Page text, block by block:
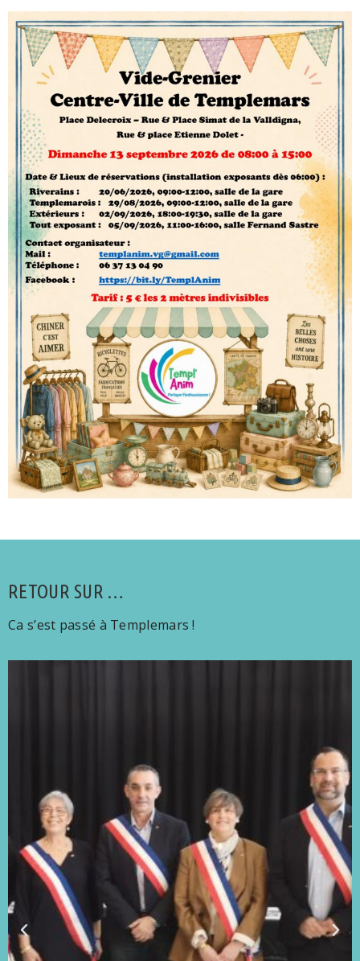
RETOUR SUR …
Ca s’est passé à Templemars !